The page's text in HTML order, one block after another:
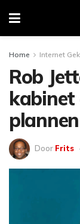
Home Internet
Rob
kabinet
Door Frits